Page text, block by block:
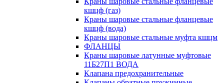
кшцф (газ)
Краны шаровые стальные фланцевые
кшцф (вода)
Краны шаровые стальные муфта кшцм
ФЛАНЦЫ
Краны шаровые латунные муфтовые
11Б27П1 ВОДА
Клапана предохранительные